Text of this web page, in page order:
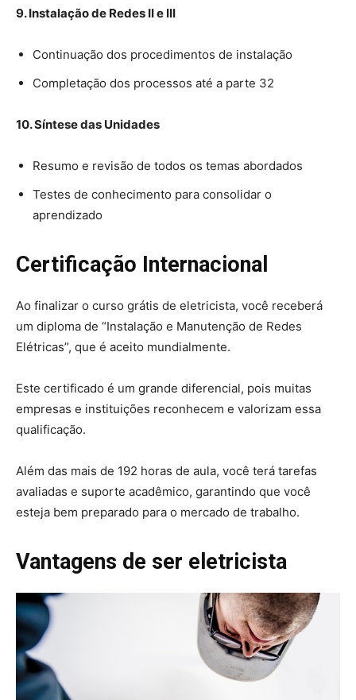
9. Instalação de Redes II e III
Continuação dos procedimentos de instalação
Completação dos processos até a parte 32
10. Síntese das Unidades
Resumo e revisão de todos os temas abordados
Testes de conhecimento para consolidar o
aprendizado
Certificação Internacional
Ao finalizar o curso grátis de eletricista, você receberá
um diploma de “Instalação e Manutenção de Redes
Elétricas”, que é aceito mundialmente.
Este certificado é um grande diferencial, pois muitas
empresas e instituições reconhecem e valorizam essa
qualificação.
Além das mais de 192 horas de aula, você terá tarefas
avaliadas e suporte acadêmico, garantindo que você
esteja bem preparado para o mercado de trabalho.
Vantagens de ser eletricista